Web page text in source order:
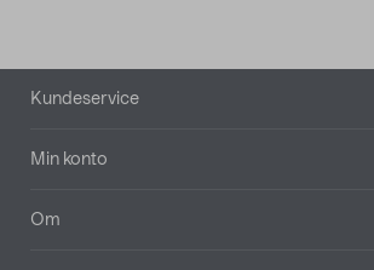
Bunntekst
Kundeservice
Min konto
Om